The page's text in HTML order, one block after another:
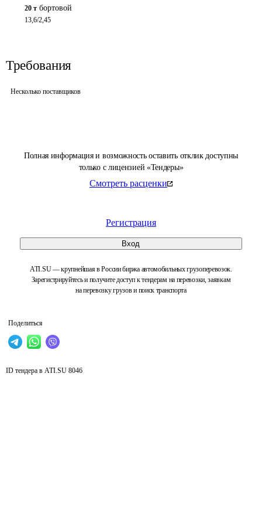
Полная информация и возможность оставить отклик доступны
только с лицензией «Тендеры»
Смотреть расценки
Регистрация
Вход
ATI.SU — крупнейшая в России биржа автомобильных грузоперевозок.
Зарегистрируйтесь и получите доступ к тендерам на перевозки, заявкам
на перевозку грузов и поиск транспорта
Поделиться
20 т бортовой
13,6/2,45
Требования
Несколько поставщиков
ID тендера в ATI.SU 8046